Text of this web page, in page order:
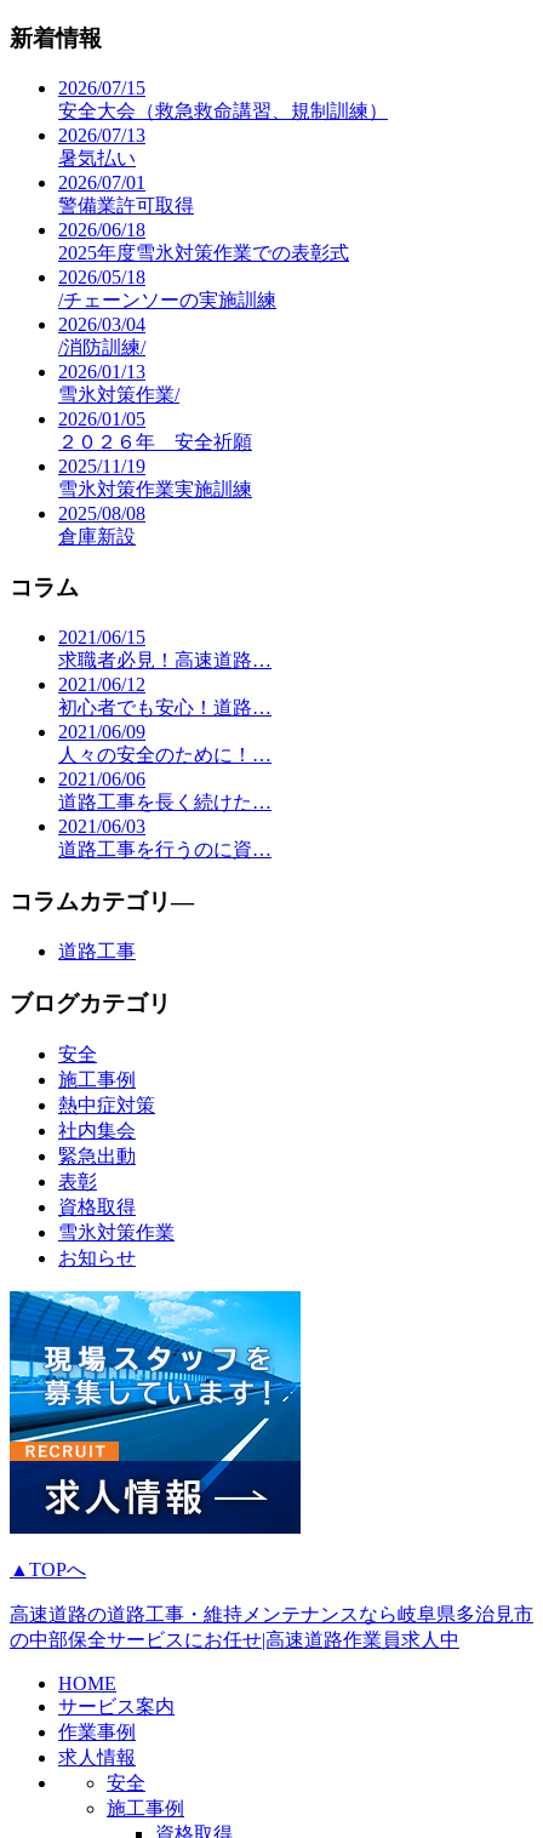
新着情報
2026/07/15
安全大会（救急救命講習、規制訓練）
2026/07/13
暑気払い
2026/07/01
警備業許可取得
2026/06/18
2025年度雪氷対策作業での表彰式
2026/05/18
/チェーンソーの実施訓練
2026/03/04
/消防訓練/
2026/01/13
雪氷対策作業/
2026/01/05
２０２６年 安全祈願
2025/11/19
雪氷対策作業実施訓練
2025/08/08
倉庫新設
コラム
2021/06/15
求職者必見！高速道路…
2021/06/12
初心者でも安心！道路…
2021/06/09
人々の安全のために！…
2021/06/06
道路工事を長く続けた…
2021/06/03
道路工事を行うのに資…
コラムカテゴリ―
道路工事
ブログカテゴリ
安全
施工事例
熱中症対策
社内集会
緊急出動
表彰
資格取得
雪氷対策作業
お知らせ
▲TOPへ
高速道路の道路工事・維持メンテナンスなら岐阜県多治見市
の中部保全サービスにお任せ|高速道路作業員求人中
HOME
サービス案内
作業事例
求人情報
安全
施工事例
資格取得